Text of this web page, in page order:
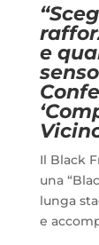
e
Il Black
una
lunga
e